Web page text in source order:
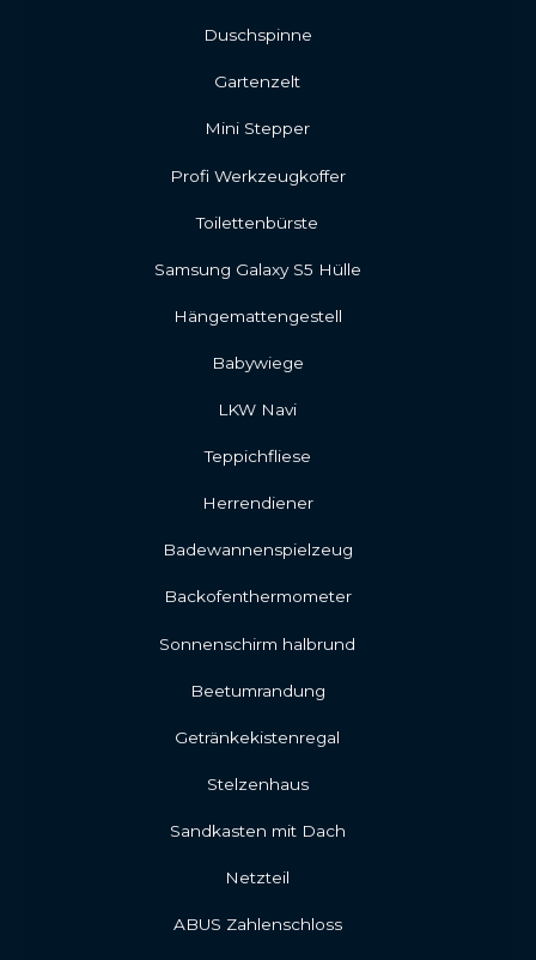
Duschspinne
Gartenzelt
Mini Stepper
Profi Werkzeugkoffer
Toilettenbürste
Samsung Galaxy S5 Hülle
Hängemattengestell
Babywiege
LKW Navi
Teppichfliese
Herrendiener
Badewannenspielzeug
Backofenthermometer
Sonnenschirm halbrund
Beetumrandung
Getränkekistenregal
Stelzenhaus
Sandkasten mit Dach
Netzteil
ABUS Zahlenschloss